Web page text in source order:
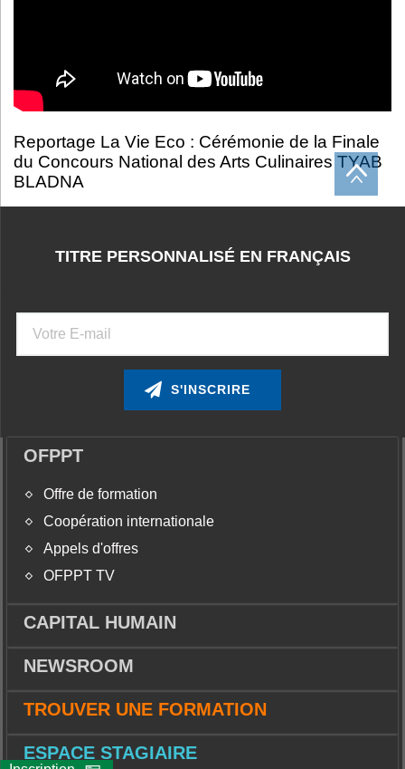
Reportage La Vie Eco : Cérémonie de la Finale
du Concours National des Arts Culinaires TYAB
BLADNA
TITRE PERSONNALISÉ EN FRANÇAIS
Courriel
OFPPT
Offre de formation
Coopération internationale
Appels d'offres
OFPPT TV
CAPITAL HUMAIN
NEWSROOM
TROUVER UNE FORMATION
ESPACE STAGIAIRE